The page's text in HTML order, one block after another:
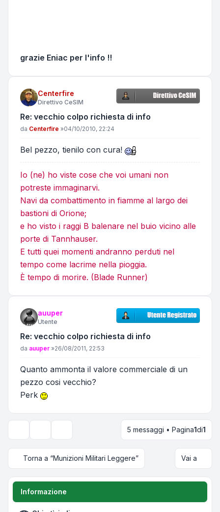
grazie Eniac per l'info !!
Centerfire
Direttivo CeSIM
Re: vecchio colpo richiesta di info
Messaggio
da Centerfire »04/10/2010, 22:24
Bel pezzo, tienilo con cura!
Io (ne) ho viste cose che voi umani non
potreste immaginarvi.
Navi da combattimento in fiamme al largo dei
bastioni di Orione;
e ho visto i raggi B balenare nel buio vicino alle
porte di Tannhauser.
E tutti quei momenti andranno perduti nel
tempo come lacrime nella pioggia.
È tempo di morire. (Blade Runner)
auuper
Utente
Re: vecchio colpo richiesta di info
Messaggio
da auuper »26/08/2011, 22:53
Quanto ammonta il valore commerciale di un
pezzo cosi vecchio?
Perk
Opzioni di visualizzazione e ordinamento
5 messaggi • Pagina1di1
Torna a “Munizioni Militari Leggere” Vai a
Informazione